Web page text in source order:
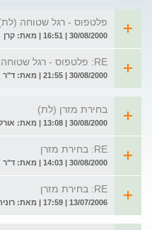
פלטפוס - רגל שטוחה
30/08/2000 | 16:51 | מאת: קרן
RE: פלטפוס - רגל שטוחה
30/08/2000 | 21:55 | מאת: ד"ר אסא לב-אל
בחירת מזרן (לת)
30/08/2000 | 13:08 | מאת: אורלי
RE: בחירת מזרן
30/08/2000 | 14:03 | מאת: ד"ר אסא לב-אל
RE: בחירת מזרן
13/07/2006 | 17:59 | מאת: רונית